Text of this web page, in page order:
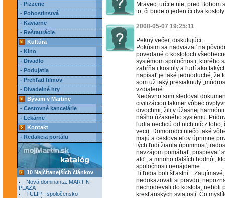
- Pizzerie
- Pohostinstvá
- Kaviarne
- Reštaurácie
Kultúra
- Kino
- Divadlo
- Podujatia
- Prehľad filmov
- Divadelné hry
Bývam v Martine
- Cestovné kancelárie
- Lekárne
Kontakt
- Redakcia portálu
10 Najčítanejších článkov
Nová dominanta: MARTIN
PLAZA
TULIP - spoločensko-
Mravec, určite nie, pred Bohom
to, či bude o jeden či dva
2008-05-07 19:25:11
Pekný večer, diskutujúci.
Pokúsim sa nadviazať na
povedané o kostoloch
systémom spoločnosti, ktorého
zahŕňa i kostoly a ľudí ako
napísať je také jednoduché, že
som už taký presiaknutý
vzdialené.
Nedávno som sledoval
civilizáciou takmer vôbec
divochmi, žili v úžasnej
nášho úžasného systému.
ľudia nechcú od nich nič z
veci). Domorodci niečo také
majú a cestovateľov úprimne
tých ľudí žiarila úprimnosť,
navzájom pomáhať, prispievať
atď., a mnoho ďalších hodnôt,
spoločnosti nenájdeme.
Tí ľudia boli šťastní...
nedokazovali si pravdu,
nechodievali do kostola, neboli
kresťanských sviatostí. Čo